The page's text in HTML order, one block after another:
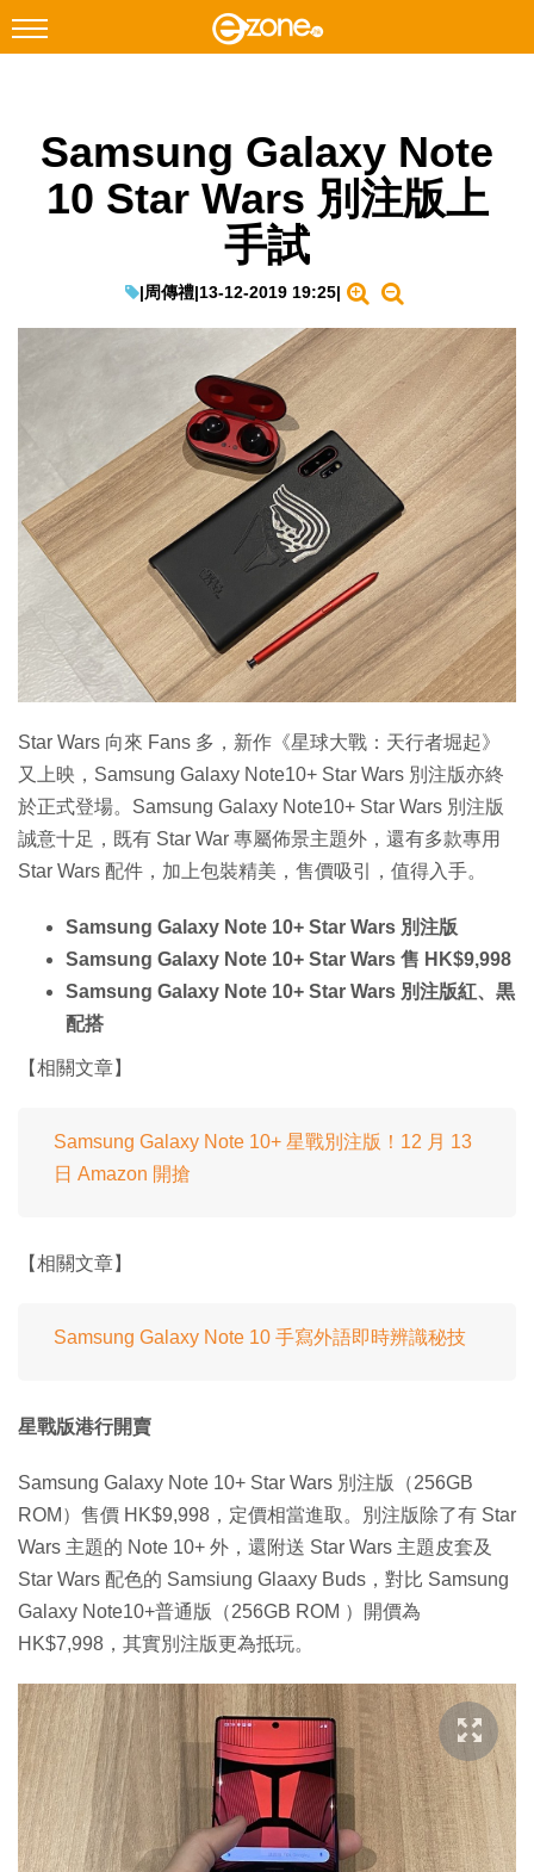
Facebook Instagram
科技焦點
教學評測
IT Times
生成式AI與雲端應用
Enterprise Digital Transformation
特集
Samsung Galaxy Note
10 Star Wars 別注版上
手試
|周傳禮|13-12-2019 19:25|
Star Wars 向來 Fans 多，新作《星球大戰：天行者堀起》
又上映，Samsung Galaxy Note10+ Star Wars 別注版亦終
於正式登場。Samsung Galaxy Note10+ Star Wars 別注版
誠意十足，既有 Star War 專屬佈景主題外，還有多款專用
Star Wars 配件，加上包裝精美，售價吸引，值得入手。
Samsung Galaxy Note 10+ Star Wars 別注版
Samsung Galaxy Note 10+ Star Wars 售 HK$9,998
Samsung Galaxy Note 10+ Star Wars 別注版紅、黒
配搭
【相關文章】
Samsung Galaxy Note 10+ 星戰別注版！12 月 13
日 Amazon 開搶
【相關文章】
Samsung Galaxy Note 10 手寫外語即時辨識秘技
星戰版港行開賣
Samsung Galaxy Note 10+ Star Wars 別注版（256GB
ROM）售價 HK$9,998，定價相當進取。別注版除了有 Star
Wars 主題的 Note 10+ 外，還附送 Star Wars 主題皮套及
Star Wars 配色的 Samsiung Glaaxy Buds，對比 Samsung
Galaxy Note10+普通版（256GB ROM ）開價為
HK$7,998，其實別注版更為抵玩。